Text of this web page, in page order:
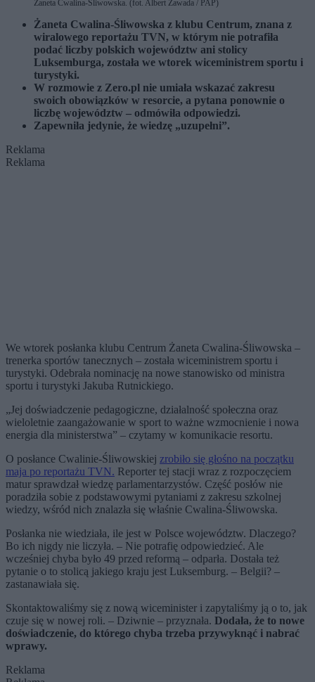
Żaneta Cwalina-Śliwowska. (fot. Albert Zawada / PAP)
Żaneta Cwalina-Śliwowska z klubu Centrum, znana z
wiralowego reportażu TVN, w którym nie potrafiła
podać liczby polskich województw ani stolicy
Luksemburga, została we wtorek wiceministrem sportu i
turystyki.
W rozmowie z Zero.pl nie umiała wskazać zakresu
swoich obowiązków w resorcie, a pytana ponownie o
liczbę województw – odmówiła odpowiedzi.
Zapewniła jedynie, że wiedzę „uzupełni”.
Reklama
Reklama
We wtorek posłanka klubu Centrum Żaneta Cwalina-Śliwowska –
trenerka sportów tanecznych – została wiceministrem sportu i
turystyki. Odebrała nominację na nowe stanowisko od ministra
sportu i turystyki Jakuba Rutnickiego.
„Jej doświadczenie pedagogiczne, działalność społeczna oraz
wieloletnie zaangażowanie w sport to ważne wzmocnienie i nowa
energia dla ministerstwa” – czytamy w komunikacie resortu.
O posłance Cwalinie-Śliwowskiej zrobiło się głośno na początku
maja po reportażu TVN. Reporter tej stacji wraz z rozpoczęciem
matur sprawdzał wiedzę parlamentarzystów. Część posłów nie
poradziła sobie z podstawowymi pytaniami z zakresu szkolnej
wiedzy, wśród nich znalazła się właśnie Cwalina-Śliwowska.
Posłanka nie wiedziała, ile jest w Polsce województw. Dlaczego?
Bo ich nigdy nie liczyła. – Nie potrafię odpowiedzieć. Ale
wcześniej chyba było 49 przed reformą – odparła. Dostała też
pytanie o to stolicą jakiego kraju jest Luksemburg. – Belgii? –
zastanawiała się.
Skontaktowaliśmy się z nową wiceminister i zapytaliśmy ją o to, jak
czuje się w nowej roli. – Dziwnie – przyznała. Dodała, że to nowe
doświadczenie, do którego chyba trzeba przywyknąć i nabrać
wprawy.
Reklama